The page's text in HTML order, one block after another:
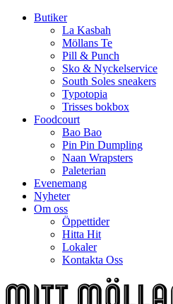
Butiker
La Kasbah
Möllans Te
Pill & Punch
Sko & Nyckelservice
South Soles sneakers
Typotopia
Trisses bokbox
Foodcourt
Bao Bao
Pin Pin Dumpling
Naan Wrapsters
Paleterian
Evenemang
Nyheter
Om oss
Öppettider
Hitta Hit
Lokaler
Kontakta Oss